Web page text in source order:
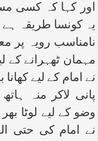
اور کہا کہ کسی
یہ کونسا طریقہ ہے
نامناسب رویہ پر
مہمان ٹھہرانے کے
نے امام کے لیے کھانا
پانی لاکر منہ
وضو کے لیے لوٹا
نے امام کی حتی